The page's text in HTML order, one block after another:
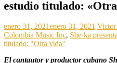
estudio titulado:
enero 31, 2021enero 31, 2021
Colombia Music Inc, She-ka
titulado: "Otra vida"
El cantautor y productor cubano